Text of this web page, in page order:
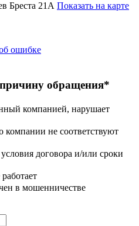
Бреста 21А Показать на карте
ошибке
обращения*
компанией, нарушает
не соответствуют
договора и/или сроки
в мошенничестве